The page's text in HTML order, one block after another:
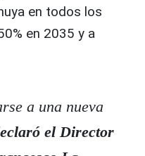
en todos los
en 2035 y a
a una nueva
el Director